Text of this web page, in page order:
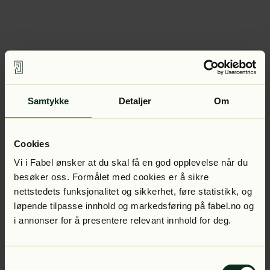
Samtykke Detaljer Om
Cookies
Vi i Fabel ønsker at du skal få en god opplevelse når du
besøker oss. Formålet med cookies er å sikre
nettstedets funksjonalitet og sikkerhet, føre statistikk, og
løpende tilpasse innhold og markedsføring på fabel.no og
i annonser for å presentere relevant innhold for deg.